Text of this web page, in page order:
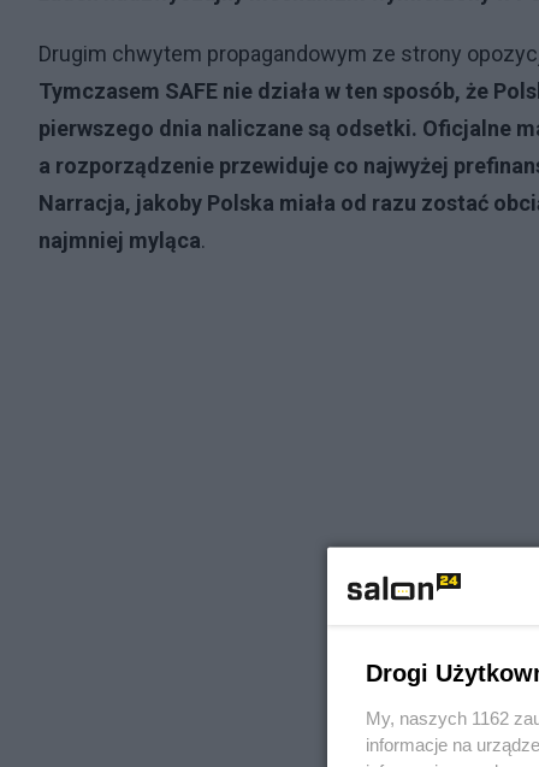
Drugim chwytem propagandowym ze strony
Tymczasem SAFE nie działa w ten sposób, że
pierwszego dnia naliczane są odsetki. Oficjalne
a rozporządzenie przewiduje co najwyżej
Narracja, jakoby Polska miała od razu zostać
najmniej myląca.
Drogi
My, naszych 1162
informacje na